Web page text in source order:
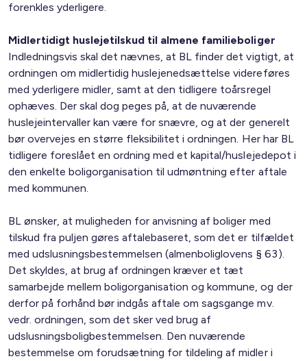
forenkles yderligere.
Midlertidigt huslejetilskud til almene familieboliger
Indledningsvis skal det nævnes, at BL finder det vigtigt, at
ordningen om midlertidig huslejenedsættelse videreføres
med yderligere midler, samt at den tidligere toårsregel
ophæves. Der skal dog peges på, at de nuværende
huslejeintervaller kan være for snævre, og at der generelt
bør overvejes en større fleksibilitet i ordningen. Her har BL
tidligere foreslået en ordning med et kapital/huslejedepot i
den enkelte boligorganisation til udmøntning efter aftale
med kommunen.
BL ønsker, at muligheden for anvisning af boliger med
tilskud fra puljen gøres aftalebaseret, som det er tilfældet
med udslusningsbestemmelsen (almenboliglovens § 63).
Det skyldes, at brug af ordningen kræver et tæt
samarbejde mellem boligorganisation og kommune, og der
derfor på forhånd bør indgås aftale om sagsgange mv.
vedr. ordningen, som det sker ved brug af
udslusningsboligbestemmelsen. Den nuværende
bestemmelse om forudsætning for tildeling af midler i